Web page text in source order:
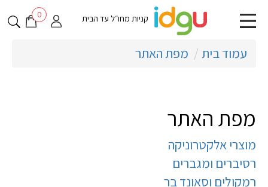
קניות מחו״ל עד הבית 0
עמוד בית מפת האתר
מפת האתר
מוצרי אלקטרוניקה
רסיברים ומגברים
רמקולים וסאונד בר